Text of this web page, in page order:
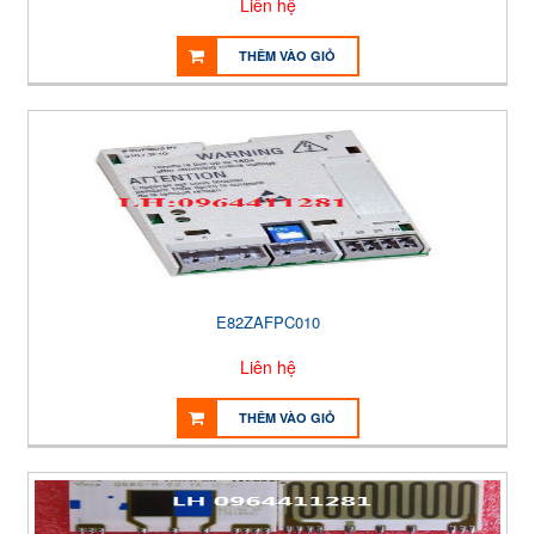
Liên hệ
THÊM VÀO GIỎ
E82ZAFPC010
Liên hệ
THÊM VÀO GIỎ